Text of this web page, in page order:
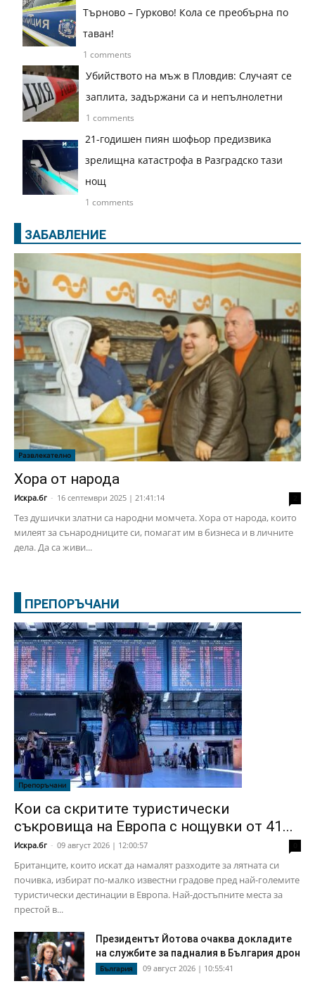
Търново – Гурково! Кола се преобърна по
таван!
1 comments
Убийството на мъж в Пловдив: Случаят се
заплита, задържани са и непълнолетни
1 comments
21-годишен пиян шофьор предизвика
зрелищна катастрофа в Разградско тази
нощ
1 comments
ЗАБАВЛЕНИЕ
Развлекателно
Хора от народа
Искра.бг - 16 септември 2025 | 21:41:14
Тез душички златни са народни момчета. Хора от народа, които
милеят за сънародниците си, помагат им в бизнеса и в личните
дела. Да са живи...
ПРЕПОРЪЧАНИ
Препоръчани
Кои са скритите туристически
съкровища на Европа с нощувки от 41...
Искра.бг - 09 август 2026 | 12:00:57
Британците, които искат да намалят разходите за лятната си
почивка, избират по-малко известни градове пред най-големите
туристически дестинации в Европа. Най-достъпните места за
престой в...
Президентът Йотова очаква докладите
на службите за падналия в България дрон
България 09 август 2026 | 10:55:41